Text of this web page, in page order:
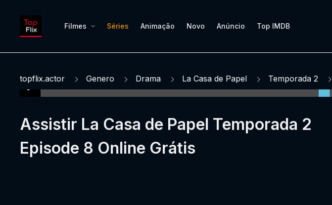
Filmes Séries Animação Novo Anúncio Top IMDB
topflix.actor Genero Drama La Casa de Papel Temporada 2
Assistir La Casa de Papel Temporada 2
Episode 8 Online Grátis